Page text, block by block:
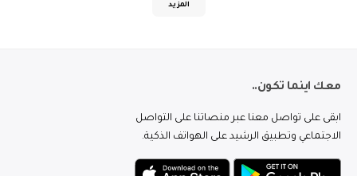
المزيد
معك اينما تكون..
ابقى على تواصل معنا عبر منصاتنا على التواصل
الاجتماعي وتطبيق الرشيد على الهواتف الذكية.